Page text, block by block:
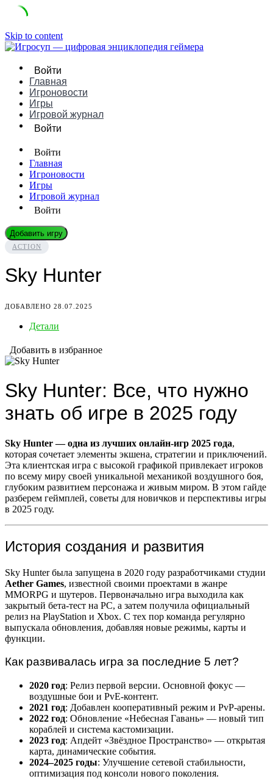
Skip to content
Войти
Главная
Игроновости
Игры
Игровой журнал
Войти
Войти
Главная
Игроновости
Игры
Игровой журнал
Войти
Добавить игру
ACTION
Sky Hunter
ДОБАВЛЕНО 28.07.2025
Детали
Добавить в избранное
Sky Hunter: Все, что нужно
знать об игре в 2025 году
Sky Hunter — одна из лучших онлайн-игр 2025 года,
которая сочетает элементы экшена, стратегии и приключений.
Эта клиентская игра с высокой графикой привлекает игроков
по всему миру своей уникальной механикой воздушного боя,
глубоким развитием персонажа и живым миром. В этом гайде
разберем геймплей, советы для новичков и перспективы игры
в 2025 году.
История создания и развития
Sky Hunter была запущена в 2020 году разработчиками студии
Aether Games, известной своими проектами в жанре
MMORPG и шутеров. Первоначально игра выходила как
закрытый бета-тест на PC, а затем получила официальный
релиз на PlayStation и Xbox. С тех пор команда регулярно
выпускала обновления, добавляя новые режимы, карты и
функции.
Как развивалась игра за последние 5 лет?
2020 год: Релиз первой версии. Основной фокус —
воздушные бои и PvE-контент.
2021 год: Добавлен кооперативный режим и PvP-арены.
2022 год: Обновление «Небесная Гавань» — новый тип
кораблей и система кастомизации.
2023 год: Апдейт «Звёздное Пространство» — открытая
карта, динамические события.
2024–2025 годы: Улучшение сетевой стабильности,
оптимизация под консоли нового поколения.